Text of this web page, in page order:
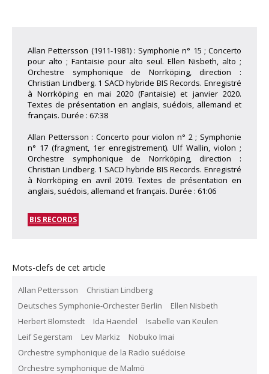
Allan Pettersson (1911-1981) : Symphonie n° 15 ; Concerto
pour alto ; Fantaisie pour alto seul. Ellen Nisbeth, alto ;
Orchestre symphonique de Norrköping, direction :
Christian Lindberg. 1 SACD hybride BIS Records. Enregistré
à Norrköping en mai 2020 (Fantaisie) et janvier 2020.
Textes de présentation en anglais, suédois, allemand et
français. Durée : 67:38
Allan Pettersson : Concerto pour violon n° 2 ; Symphonie
n° 17 (fragment, 1er enregistrement). Ulf Wallin, violon ;
Orchestre symphonique de Norrköping, direction :
Christian Lindberg. 1 SACD hybride BIS Records. Enregistré
à Norrköping en avril 2019. Textes de présentation en
anglais, suédois, allemand et français. Durée : 61:06
BIS RECORDS
Mots-clefs de cet article
Allan Pettersson
Christian Lindberg
Deutsches Symphonie-Orchester Berlin
Ellen Nisbeth
Herbert Blomstedt
Ida Haendel
Isabelle van Keulen
Leif Segerstam
Lev Markiz
Nobuko Imai
Orchestre symphonique de la Radio suédoise
Orchestre symphonique de Malmö